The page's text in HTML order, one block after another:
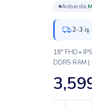
anbarda:
2-3 iş
18″ FHD+
DDR5 RAM |